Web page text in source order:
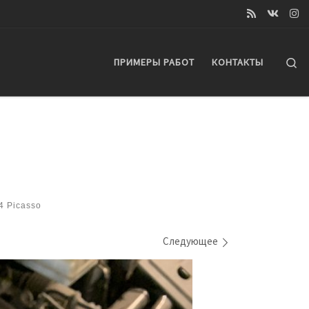
ПРИМЕРЫ РАБОТ КОНТАКТЫ
Picasso
Следующее